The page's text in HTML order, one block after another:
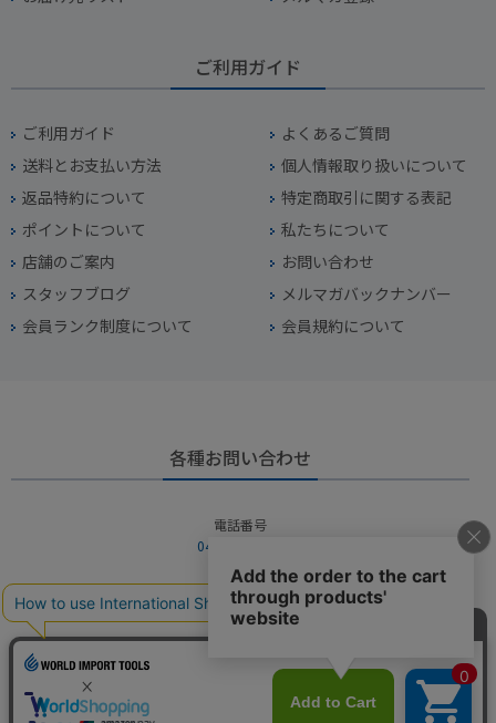
ご利用ガイド
ご利用ガイド
よくあるご質問
送料とお支払い方法
個人情報取り扱いについて
返品特約について
特定商取引に関する表記
ポイントについて
私たちについて
店舗のご案内
お問い合わせ
スタッフブログ
メルマガバックナンバー
会員ランク制度について
会員規約について
各種お問い合わせ
電話番号
045-949-2451
営業時間
10：00～19：00
お問い合わせフォームからお問い合わせ